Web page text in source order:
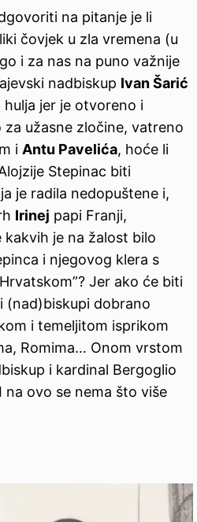
na pitanje je li
čovjek u zla vremena (u
i za nas na puno važnije
nadbiskup Ivan Šarić
jer je otvoreno i
užasne zločine, vatreno
i Antu Pavelića, hoće li
Stepinac biti
je radila nedopuštene i,
Irinej papi Franji,
je na žalost bilo
i njegovog klera s
Jer ako će biti
(nad)biskupi dobrano
i temeljitom isprikom
Romima… Onom vrstom
i kardinal Bergoglio
ovo se nema što više